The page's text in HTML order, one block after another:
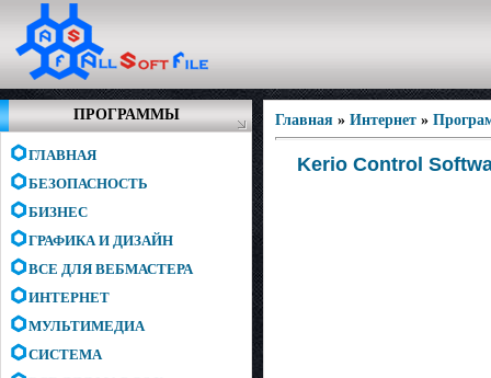
ПРОГРАММЫ
ГЛАВНАЯ
БЕЗОПАСНОСТЬ
БИЗНЕС
ГРАФИКА И ДИЗАЙН
ВСЕ ДЛЯ ВЕБМАСТЕРА
ИНТЕРНЕТ
МУЛЬТИМЕДИА
СИСТЕМА
Главная » Интернет »
Kerio Control